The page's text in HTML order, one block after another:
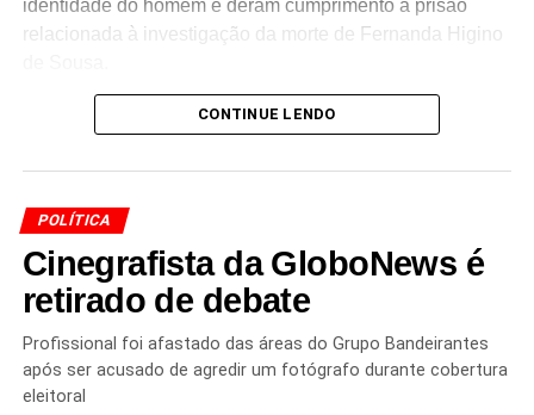
identidade do homem e deram cumprimento à prisão
relacionada à investigação da morte de Fernanda Higino
O caso segue sob investigação das autoridades, que
elementos para esclarecer a participação do suspeito na
A localização do investigado às margens daBR-101
representa mais uma etapa das diligências realizadas
pelas forças de segurança para localizar suspeitos de
crimes na região.
O homem foi encaminhado para os procedimentos legais
CONTINUE LENDO
POLÍTICA
Cinegrafista da GloboNews é
retirado de debate
Profissional foi afastado das áreas do Grupo Bandeirantes
após ser acusado de agredir um fotógrafo durante cobertura
eleitoral